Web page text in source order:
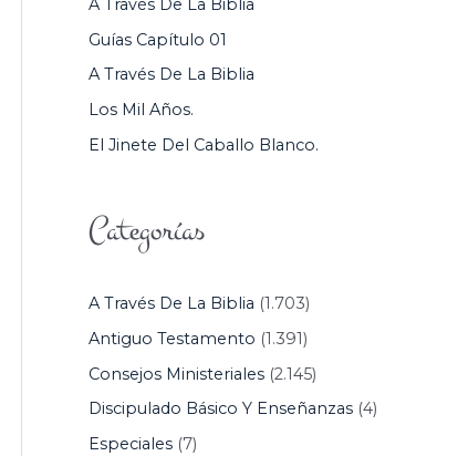
R
:
A Través De La Biblia
Guías Capítulo 01
A Través De La Biblia
Los Mil Años.
El Jinete Del Caballo Blanco.
Categorías
A Través De La Biblia (1.703)
Antiguo Testamento (1.391)
Consejos Ministeriales(2.145)
Discipulado Básico Y Enseñanzas(4)
Especiales(7)